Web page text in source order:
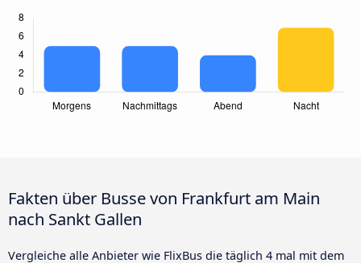
Fakten über Busse von Frankfurt am Main
nach Sankt Gallen
Vergleiche alle Anbieter wie FlixBus die täglich 4 mal mit dem